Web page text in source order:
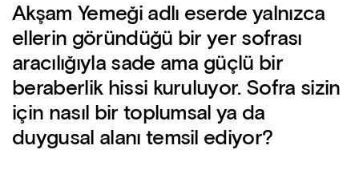
Akşam Yemeği adlı eserde yalnızca
ellerin göründüğü bir yer sofrası
aracılığıyla sade ama güçlü bir
beraberlik hissi kuruluyor. Sofra sizin
için nasıl bir toplumsal ya da
duygusal alanı temsil ediyor?